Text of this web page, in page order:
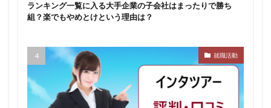
ランキング一覧に入る大手企業の子会社はまったりで勝ち
組？楽でもやめとけという理由は？
就職活動
あさがくナビ
あきらめ
アカリク就職エージェント
UZUZ
URL unistyle
インターンシップガイド
ウズキャリ
TSUNORU
キャリch
キャンパスキャリア
キャリチャン
キャリセン就活エージェント
キャリアパーク